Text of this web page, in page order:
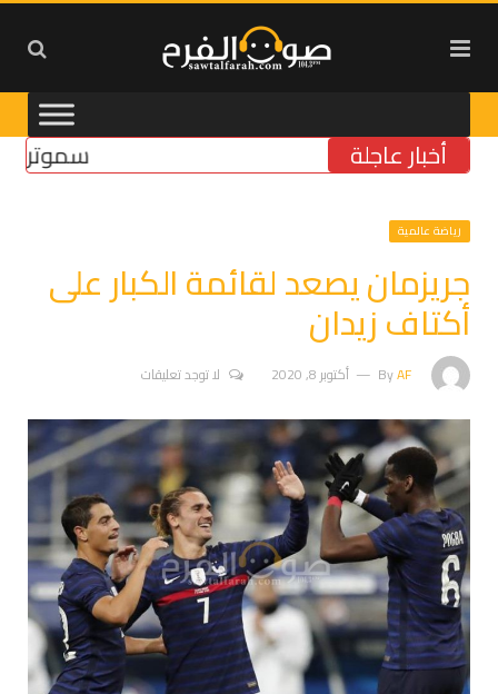
أخبار عاجلة سموتريتش:
رياضة عالمية
جريزمان يصعد لقائمة الكبار على
أكتاف زيدان
ByAF أكتوبر 8, 2020 لا توجد تعليقات